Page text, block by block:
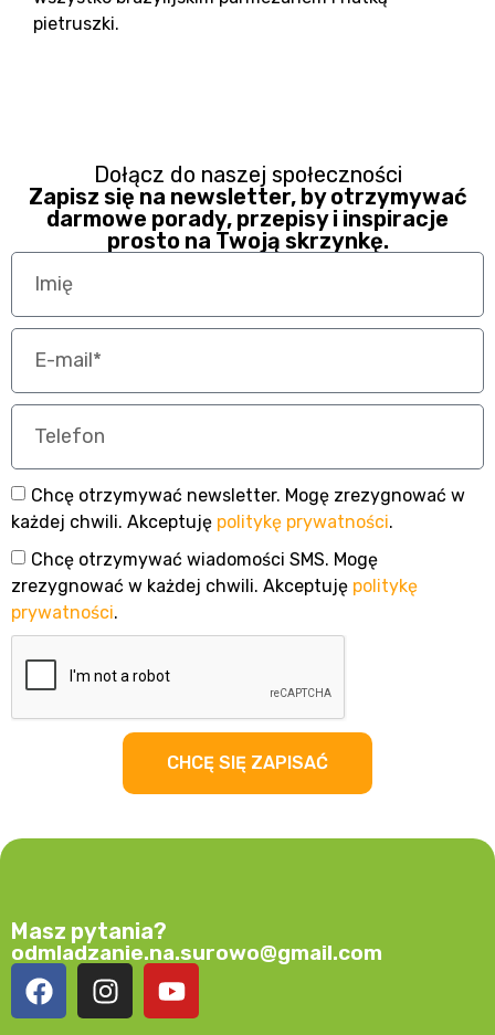
pietruszki.
Dołącz do naszej społeczności
Zapisz się na newsletter, by otrzymywać
darmowe porady, przepisy i inspiracje
prosto na Twoją skrzynkę.
Chcę otrzymywać newsletter. Mogę zrezygnować w
każdej chwili. Akceptuję politykę prywatności.
Chcę otrzymywać wiadomości SMS. Mogę
zrezygnować w każdej chwili. Akceptuję politykę
prywatności.
CHCĘ SIĘ ZAPISAĆ
Masz pytania?
odmladzanie.na.surowo@gmail.com